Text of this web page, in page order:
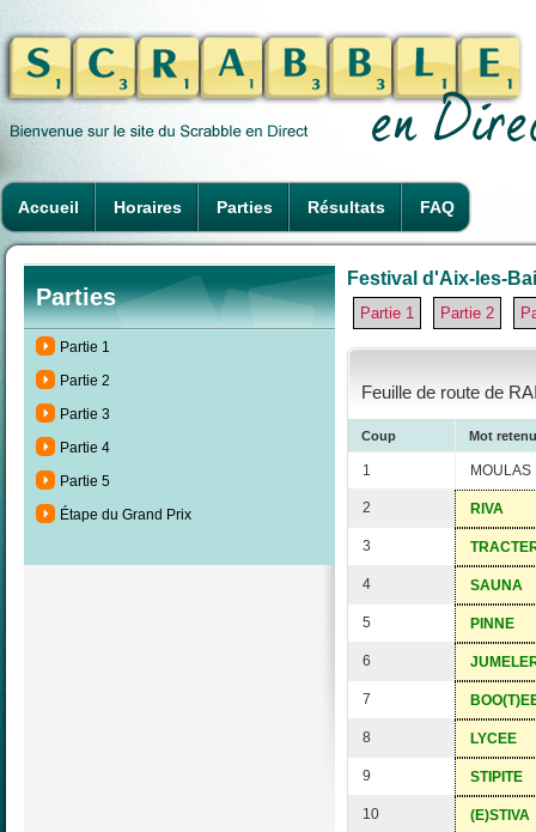
Accueil Horaires Parties Résultats FAQ
Parties
Partie 1
Partie 2
Partie 3
Partie 4
Partie 5
Étape du Grand Prix
Festival d'Aix-les-
Partie 1 Partie 2
Feuille de route de
Coup Mot retenu
1 MOULAS
2 RIVA
3
4 SAUNA
5 PINNE
6
7
8 LYCEE
9 STIPITE
10 (E)STIVA